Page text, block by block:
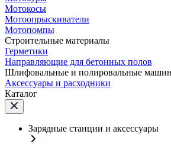
Мотокосы
Мотоопрыскиватели
Мотопомпы
Строительные материалы
Герметики
Направляющие для бетонных полов
Шлифовальные и полировальные
Аксессуары и расходники
Каталог
Зарядные станции и аксессуары